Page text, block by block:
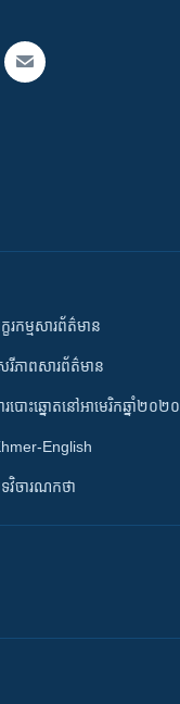
ខរកម្មសារព័ត៌មាន
រីភាពសារព័ត៌មាន
របោះឆ្នោតនៅអាមេរិកឆ្នាំ២០២០
English
វិចារណកថា